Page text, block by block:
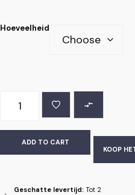
Hoeveelheid
ADD TO CART
KOOP
Geschatte levertijd:Tot 2